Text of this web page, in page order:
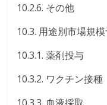
10.2.6. その他
10.3. 用途別市場規
10.3.1. 薬剤投与
10.3.2. ワクチン接種